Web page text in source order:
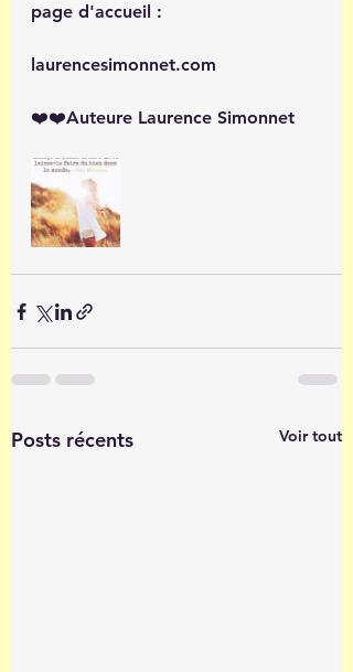
page d'accueil :
laurencesimonnet.com
❤️❤️Auteure Laurence Simonnet
Posts récents Voir tout